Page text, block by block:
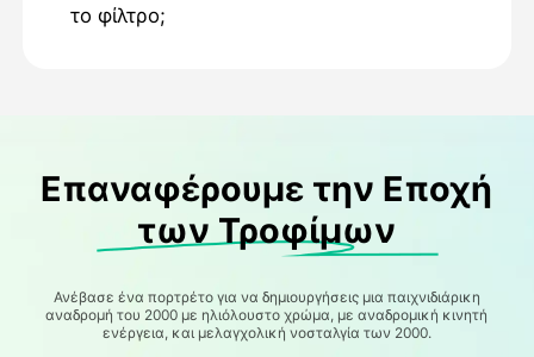
το φίλτρο;
Επαναφέρουμε την Εποχή
των Τροφίμων
Ανέβασε ένα πορτρέτο για να δημιουργήσεις μια παιχνιδιάρικη
αναδρομή του 2000 με ηλιόλουστο χρώμα, με αναδρομική κινητή
ενέργεια, και μελαγχολική νοσταλγία των 2000.